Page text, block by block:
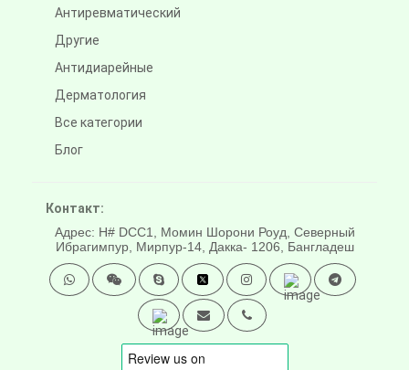
Антиревматический
Другие
Антидиарейные
Дерматология
Все категории
Блог
Контакт:
Адрес: H# DCC1, Момин Шорони Роуд, Северный
Ибрагимпур, Мирпур-14, Дакка- 1206, Бангладеш